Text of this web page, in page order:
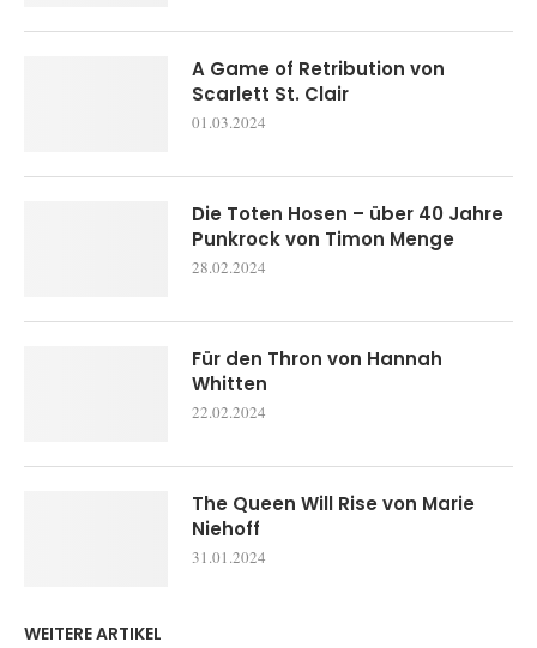
A Game of Retribution von
Scarlett St. Clair
01.03.2024
Die Toten Hosen – über 40 Jahre
Punkrock von Timon Menge
28.02.2024
Für den Thron von Hannah
Whitten
22.02.2024
The Queen Will Rise von Marie
Niehoff
31.01.2024
WEITERE ARTIKEL